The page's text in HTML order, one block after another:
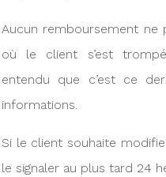
Aucun remboursement ne
où le client s’est
entendu que c’est ce
informations.
Si le client souhaite
le signaler au plus tard 24